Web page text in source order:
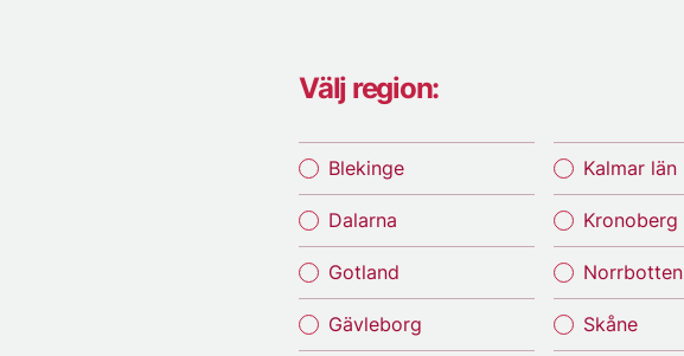
Välj region:
Blekinge
Dalarna
Gotland
Gävleborg
Kalmar län
Kronoberg
Norrbotten
Skåne